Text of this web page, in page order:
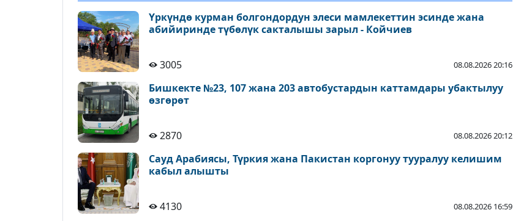
Үркүндө курман болгондордун элеси мамлекеттин эсинде жана
абийиринде түбөлүк сакталышы зарыл - Койчиев
3005 08.08.2026 20:16
Бишкекте №23, 107 жана 203 автобустардын каттамдары убактылуу
өзгөрөт
2870 08.08.2026 20:12
Сауд Арабиясы, Түркия жана Пакистан коргонуу тууралуу келишим
кабыл алышты
4130 08.08.2026 16:59